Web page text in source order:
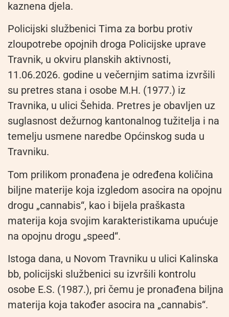
kaznena djela.
Policijski službenici Tima za borbu protiv
zloupotrebe opojnih droga Policijske uprave
Travnik, u okviru planskih aktivnosti,
11.06.2026. godine u večernjim satima izvršili
su pretres stana i osobe M.H. (1977.) iz
Travnika, u ulici Šehida. Pretres je obavljen uz
suglasnost dežurnog kantonalnog tužitelja i na
temelju usmene naredbe Općinskog suda u
Travniku.
Tom prilikom pronađena je određena količina
biljne materije koja izgledom asocira na opojnu
drogu „cannabis“, kao i bijela praškasta
materija koja svojim karakteristikama upućuje
na opojnu drogu „speed“.
Istoga dana, u Novom Travniku u ulici Kalinska
bb, policijski službenici su izvršili kontrolu
osobe E.S. (1987.), pri čemu je pronađena biljna
materija koja također asocira na „cannabis“.